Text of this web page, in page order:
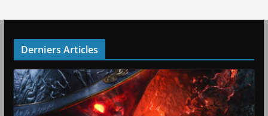
Derniers Articles